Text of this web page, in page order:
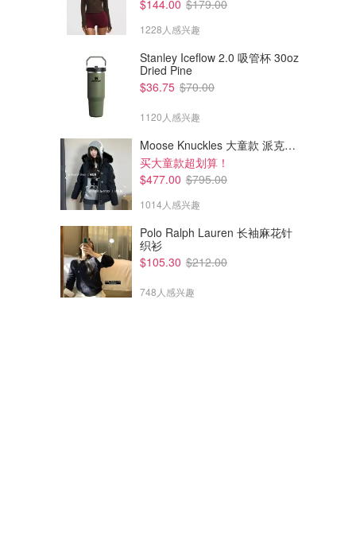
Birkenstock Arizona Big
Buckle 粉色 EVA
ThedoubleF
$253.60
Birkenstock 麂皮穆勒鞋
David Jones
$144.00 $179.00
1228人感兴趣
Stanley Iceflow 2.0 吸管杯 30oz
Dried Pine
$36.75 $70.00
1120人感兴趣
Moose Knuckles 大童款 派克羽绒服
买大童款超划算！
$477.00 $795.00
1014人感兴趣
Polo Ralph Lauren 长袖麻花针
织衫
$105.30 $212.00
748人感兴趣